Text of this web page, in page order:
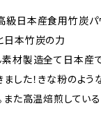
日本産食用竹炭パ
日本竹炭の力
素材製造全て日本産
した！きな粉のよ
また高温焙煎してい